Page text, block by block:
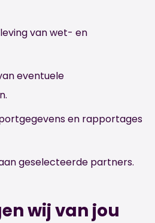
van wet- en
eventuele
en rapportages
geselecteerde partners.
wij van jou